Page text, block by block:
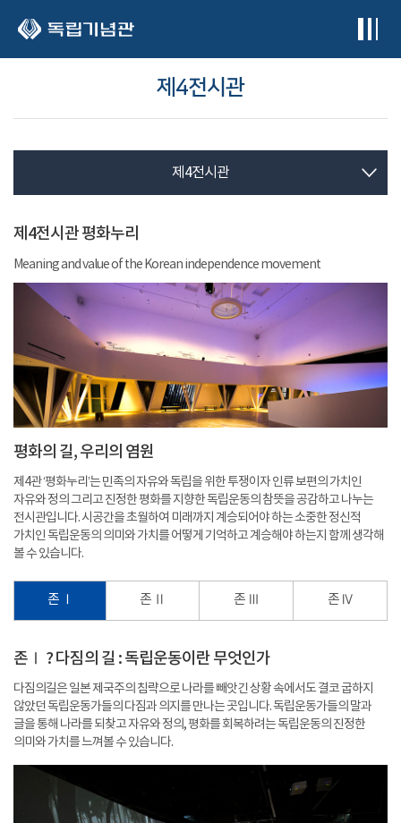
제4전시관
제4전시관
제4전시관 평화누리
Meaning and value of the Korean independence movement
평화의 길, 우리의 염원
제4관 ‘평화누리’는 민족의 자유와 독립을 위한 투쟁이자 인류 보편의 가치인
자유와 정의 그리고 진정한 평화를 지향한 독립운동의 참뜻을 공감하고 나누는
전시관입니다. 시공간을 초월하여 미래까지 계승되어야 하는 소중한 정신적
가치인 독립운동의 의미와 가치를 어떻게 기억하고 계승해야 하는지 함께 생각해
볼 수 있습니다.
존 Ⅰ 존 Ⅱ 존 Ⅲ 존 Ⅳ
존Ⅰ ? 다짐의 길 : 독립운동이란 무엇인가
다짐의길은 일본 제국주의 침략으로 나라를 빼앗긴 상황 속에서도 결코 굽하지
않았던 독립운동가들의 다짐과 의지를 만나는 곳입니다. 독립운동가들의 말과
글을 통해 나라를 되찾고 자유와 정의, 평화를 회복하려는 독립운동의 진정한
의미와 가치를 느껴볼 수 있습니다.